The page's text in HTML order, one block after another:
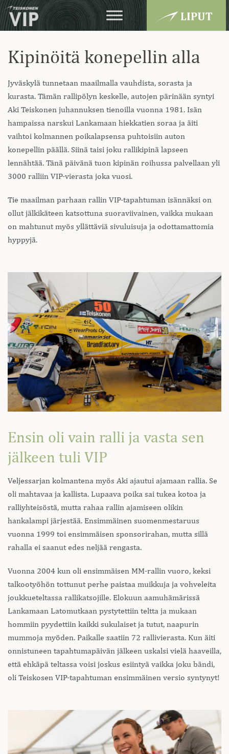
Kipinöitä konepellin alla
Jyväskylä tunnetaan maailmalla vauhdista, sorasta ja
kurasta. Tämän rallipölyn keskelle, autojen pärinään syntyi
Aki Teiskonen juhannuksen tienoilla vuonna 1981. Isän
hampaissa narskui Lankamaan hiekkatien soraa ja äiti
vaihtoi kolmannen poikalapsensa puhtoisiin auton
konepellin päällä. Siinä taisi joku rallikipinä lapseen
lennähtää. Tänä päivänä tuon kipinän roihussa palvellaan yli
3000 ralliin VIP-vierasta joka vuosi.
Tie maailman parhaan rallin VIP-tapahtuman isännäksi on
ollut jälkikäteen katsottuna suoraviivainen, vaikka mukaan
on mahtunut myös yllättäviä sivuluisuja ja odottamattomia
hyppyjä.
Ensin oli vain ralli ja vasta sen
jälkeen tuli VIP
Veljessarjan kolmantena myös Aki ajautui ajamaan rallia. Se
oli mahtavaa ja kallista. Lupaava poika sai tukea kotoa ja
ralliyhteisöstä, mutta rahaa rallin ajamiseen olikin
hankalampi järjestää. Ensimmäinen suomenmestaruus
vuonna 1999 toi ensimmäisen sponsorirahan, mutta sillä
rahalla ei saanut edes neljää rengasta.
Vuonna 2004 kun oli ensimmäisen MM-rallin vuoro, keksi
talkootyöhön tottunut perhe paistaa muikkuja ja vohveleita
joukkueteltassa rallikatsojille. Elokuun aamuhämärissä
Lankamaan Latomutkaan pystytettiin teltta ja mukaan
hommiin pyydettiin kaikki sukulaiset ja tutut, naapurin
mummoja myöden. Paikalle saatiin 72 rallivierasta. Kun äiti
onnistuneen tapahtumapäivän jälkeen uskalsi vielä haaveilla,
että ehkäpä teltassa voisi joskus esiintyä vaikka joku bändi,
oli Teiskosen VIP-tapahtuman ensimmäinen versio syntynyt!